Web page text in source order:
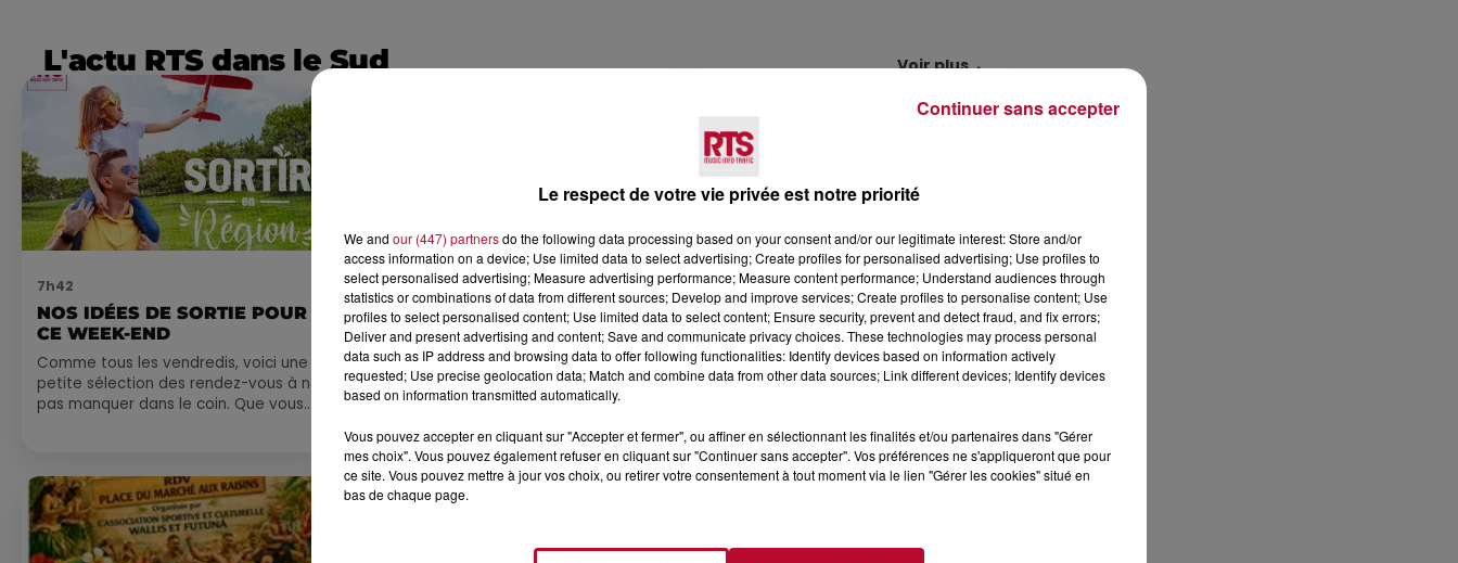
L'actu RTS dans le Sud Voir plus
7h42
NOS IDÉES DE SORTIE POUR
CE WEEK-END
Comme tous les vendredis, voici une
petite sélection des rendez-vous à ne
pas manquer dans le coin. Que vous
0h01
DINER CONCERT À LA MJC DE
MARSEILLAN
6 août 2026
NÎMES : « LE RÊVE DU
GLADIATEUR » INVESTIT LES
ARÈNES CES 3...
Après un franc succès l'été dernier, le
romain les 6, 7 et 8 août. Une fresque
nocturne...
Le respect de votre vie privée est notre priorité
We and our (447) partnersdo the following data processing based on your consent and/or our legitimate interest: Store and/or
access information on a device; Use limited data to select advertising; Create profiles for personalised advertising; Use profiles to
select personalised advertising; Measure advertising performance; Measure content performance; Understand audiences through
statistics or combinations of data from different sources; Develop and improve services; Create profiles to personalise content; Use
profiles to select personalised content; Use limited data to select content; Ensure security, prevent and detect fraud, and fix errors;
Deliver and present advertising and content; Save and communicate privacy choices. These technologies may process personal
data such as IP address and browsing data to offer following functionalities: Identify devices based on information actively
requested; Use precise geolocation data; Match and combine data from other data sources; Link different devices; Identify devices
based on information transmitted automatically.
Vous pouvez accepter en cliquant sur "Accepter et fermer", ou affiner en sélectionnant les finalités et/ou partenaires dans "Gérer
mes choix". Vous pouvez également refuser en cliquant sur "Continuer sans accepter". Vos préférences ne s'appliqueront que pour
ce site. Vous pouvez mettre à jour vos choix, ou retirer votre consentement à tout moment via le lien "Gérer les cookies" situé en
bas de chaque page.
Continuer sans accepter